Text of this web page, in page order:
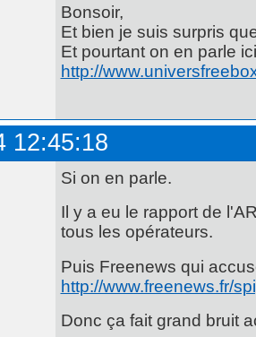
Bonsoir,
Et bien je suis surpris
Et pourtant on en parle
http://
12:45:18
Si on en parle.
Il y a eu le rapport de
tous les opérateurs.
Puis Freenews qui
http://www.freenews.fr/
Donc ça fait grand bruit